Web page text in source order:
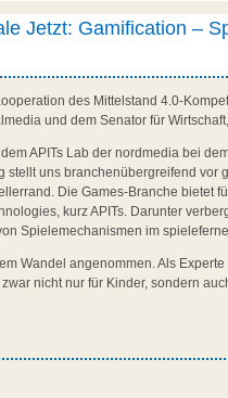
Jetzt: Gamification –
des Mittelstand 4.0-
und dem Senator für
APITs Lab der nordmedia bei
uns branchenübergreifend vor
Die Games-Branche bietet
kurz APITs. Darunter
Spielemechanismen im
Wandel angenommen. Als
nicht nur für Kinder, sondern